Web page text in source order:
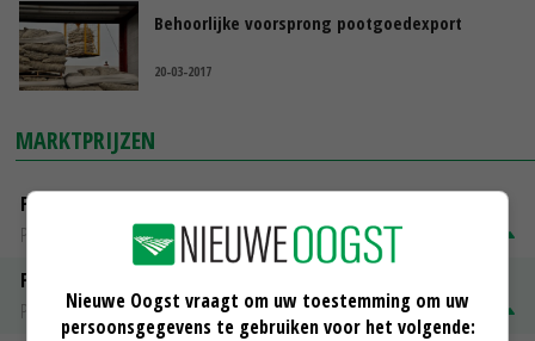
Behoorlijke voorsprong pootgoedexport
20-03-2017
MARKTPRIJZEN
Fontane
PotatoNL
€ 15,00
Fritesgeschikt NL Du Be
PotatoNL
€ 15,00~ € 23,00
Nieuwe Oogst vraagt om uw toestemming om uw
persoonsgegevens te gebruiken voor het volgende: